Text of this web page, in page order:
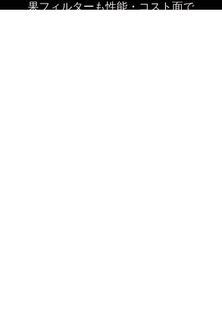
果フィルターも性能・コスト面で